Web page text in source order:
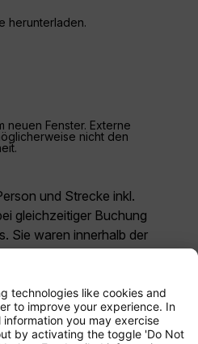
herunterladen.
neuen Fenster. Externe
nicht den
und Strecke inkl.
gleichzeitiger Buchung
Sie waren innerhalb der
und sind
aktuell. Bei den für die
Tarifen handelt es
unsere restriktivste
zusätzliche Gebühren